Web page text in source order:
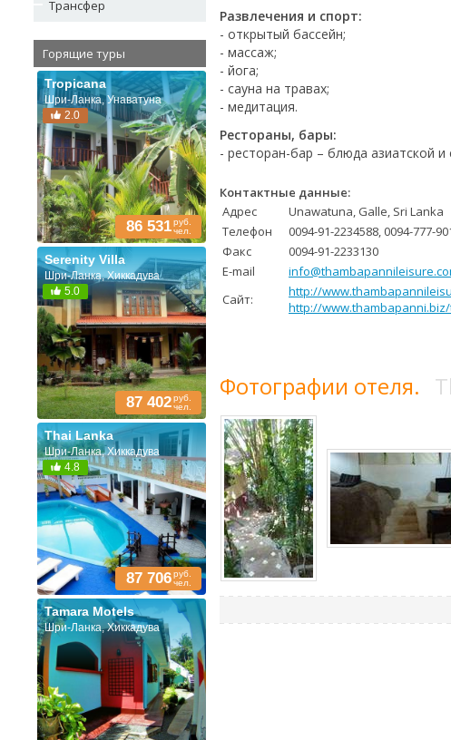
Трансфер
Горящие туры
Tropicana
Шри-Ланка, Унаватуна
2.0
86 531руб.
чел.
Serenity Villa
Шри-Ланка, Хиккадува
5.0
87 402руб.
чел.
Thai Lanka
Шри-Ланка, Хиккадува
4.8
87 706руб.
чел.
Tamara Motels
Шри-Ланка, Хиккадува
Развлечения и спорт:
- открытый бассейн;
- массаж;
- йога;
- сауна на травах;
- медитация.
Рестораны, бары:
- ресторан-бар – блюда азиатской и
Контактные данные:
Адрес
Unawatuna, Galle, Sri Lanka
Телефон
0094-91-2234588, 0094-777-
Факс
0094-91-2233130
E-mail
Сайт:
http://
http://
Фотографии отеля.